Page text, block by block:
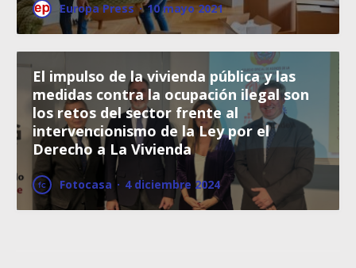
Europa Press · 10 mayo 2021
El impulso de la vivienda pública y las
medidas contra la ocupación ilegal son
los retos del sector frente al
intervencionismo de la Ley por el
Derecho a La Vivienda
Fotocasa · 4 diciembre 2024